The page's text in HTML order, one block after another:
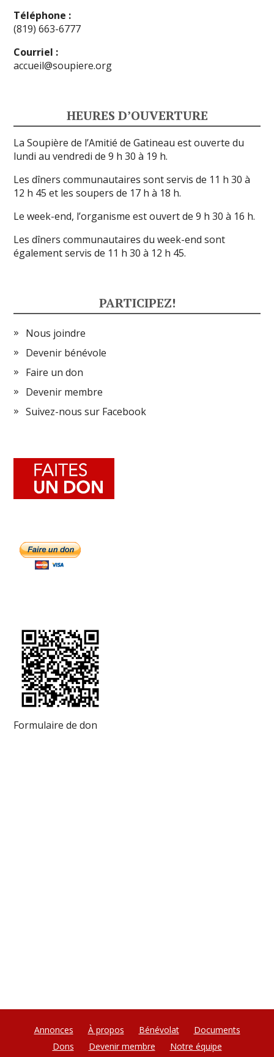
Téléphone :
(819) 663-6777
Courriel :
accueil@soupiere.org
HEURES D’OUVERTURE
La Soupière de l’Amitié de Gatineau est ouverte du
lundi au vendredi de 9 h 30 à 19 h.
Les dîners communautaires sont servis de 11 h 30 à
12 h 45 et les soupers de 17 h à 18 h.
Le week-end, l’organisme est ouvert de 9 h 30 à 16 h.
Les dîners communautaires du week-end sont
également servis de 11 h 30 à 12 h 45.
PARTICIPEZ!
Nous joindre
Devenir bénévole
Faire un don
Devenir membre
Suivez-nous sur Facebook
Formulaire de don
Annonces À propos Bénévolat
Documents
Dons
Devenir membre Notre équipe